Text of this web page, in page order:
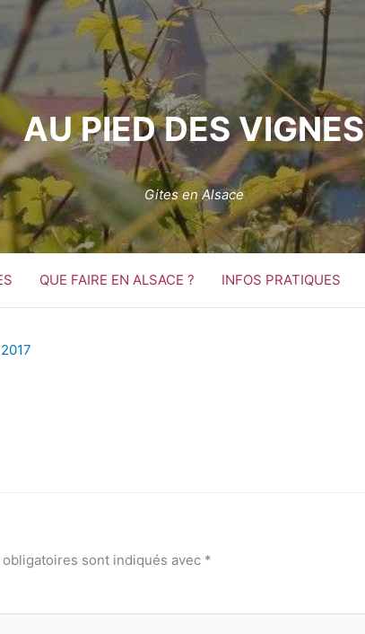
AU PIED DES VIGNES
Gites en Alsace
QUE FAIRE EN ALSACE ? INFOS PRATIQUES
obligatoires sont indiqués avec *